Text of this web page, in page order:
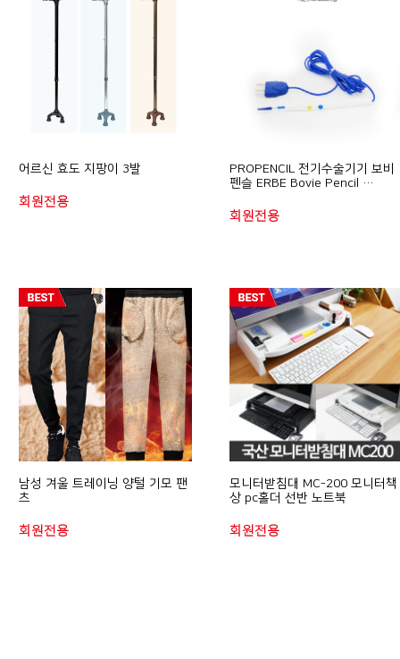
어르신 효도 지팡이 3발
회원전용
PROPENCIL 전기수술기기 보비
펜슬 ERBE Bovie Pencil …
회원전용
남성 겨울 트레이닝 양털 기모 팬
츠
회원전용
모니터받침대 MC-200 모니터책
상 pc홀더 선반 노트북
회원전용